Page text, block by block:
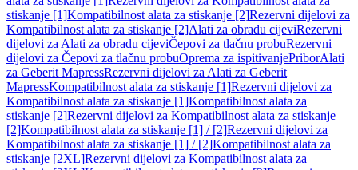
stiskanje [1]Kompatibilnost alata za stiskanje [2]Rezervni dijelovi za
Kompatibilnost alata za stiskanje [2]Alati za obradu cijeviRezervni
dijelovi za Alati za obradu cijeviČepovi za tlačnu probuRezervni
dijelovi za Čepovi za tlačnu probuOprema za ispitivanjePriborAlati
za Geberit MapressRezervni dijelovi za Alati za Geberit
MapressKompatibilnost alata za stiskanje [1]Rezervni dijelovi za
Kompatibilnost alata za stiskanje [1]Kompatibilnost alata za
stiskanje [2]Rezervni dijelovi za Kompatibilnost alata za stiskanje
[2]Kompatibilnost alata za stiskanje [1] / [2]Rezervni dijelovi za
Kompatibilnost alata za stiskanje [1] / [2]Kompatibilnost alata za
stiskanje [2XL]Rezervni dijelovi za Kompatibilnost alata za